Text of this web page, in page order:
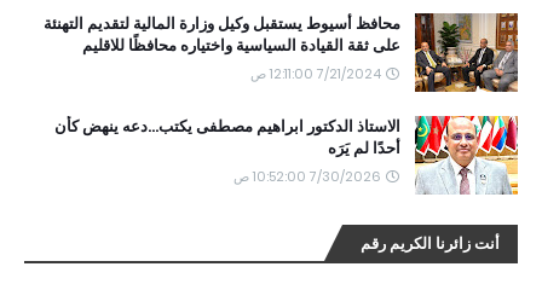
محافظ أسيوط يستقبل وكيل وزارة المالية لتقديم التهنئة
على ثقة القيادة السياسية واختياره محافظًا للاقليم
7/21/2024 12:11:00 ص
الاستاذ الدكتور ابراهيم مصطفى يكتب...دعه ينهض كأن
أحدًا لم يَرَه
7/30/2026 10:52:00 ص
أنت زائرنا الكريم رقم